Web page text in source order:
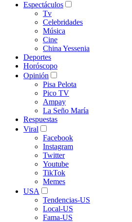
Espectáculos
Tv
Celebridades
Música
Cine
China Yessenia
Deportes
Horóscopo
Opinión
Pisa Pelota
Pico TV
Ampay
La Seño María
Respuestas
Viral
Facebook
Instagram
Twitter
Youtube
TikTok
Memes
USA
Tendencias-US
Local-US
Fama-US